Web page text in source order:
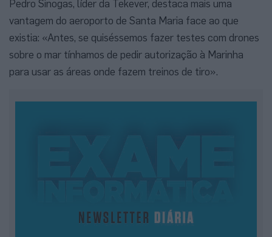
Pedro Sinogas, líder da Tekever, destaca mais uma
vantagem do aeroporto de Santa Maria face ao que
existia: «Antes, se quiséssemos fazer testes com drones
sobre o mar tínhamos de pedir autorização à Marinha
para usar as áreas onde fazem treinos de tiro».